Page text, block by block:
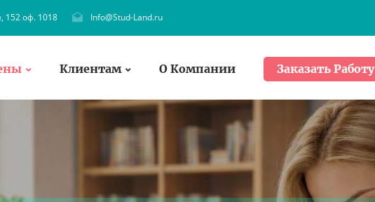
152 оф. 1018 Info@Stud-Land.ru
Клиентам О Компании Заказать Работу